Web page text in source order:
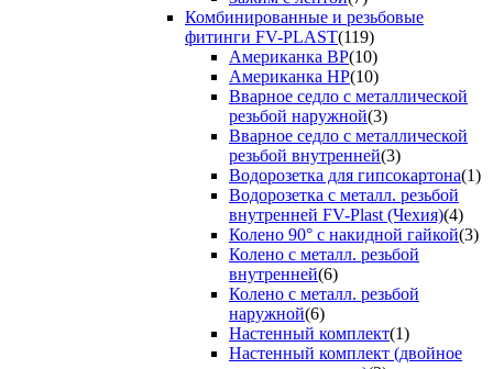
Комбинированные и резьбовые
фитинги FV-PLAST(119)
Американка ВР(10)
Американка НР(10)
Вварное седло с металлической
резьбой наружной(3)
Вварное седло с металлической
резьбой внутренней(3)
Водорозетка для гипсокартона(1)
Водорозетка с металл. резьбой
внутренней FV-Plast (Чехия)(4)
Колено 90° с накидной гайкой(3)
Колено с металл. резьбой
внутренней(6)
Колено с металл. резьбой
наружной(6)
Настенный комплект(1)
Настенный комплект (двойное